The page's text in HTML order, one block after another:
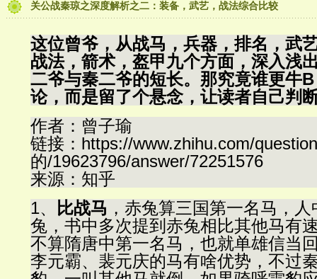
关公战秦琼之深度解析之二：装备，武艺，战法综合比较
这位曾爷，从战马，兵器，排名，武
战法，箭术，盔甲九个方面，深入浅
二爷与秦二爷的短长。那究竟谁更牛
论，而是留了个悬念，让读者自己判
作者：曾子瑜
链接：https://www.zhihu.com/
的/19623796/answer/72251576
来源：知乎
1、
比战马 ，赤兔算三国第一名马，
兔，书中多次提到赤兔相比其他马有
不算隋唐中第一名马，也就单雄信当
李元霸、裴元庆的马有啥优势，不过